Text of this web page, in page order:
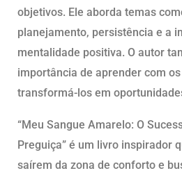
objetivos. Ele aborda temas
planejamento, persistência e a
mentalidade positiva. O autor
importância de aprender com
transformá-los em
“Meu Sangue Amarelo: O
Preguiça” é um livro inspirador
saírem da zona de conforto e